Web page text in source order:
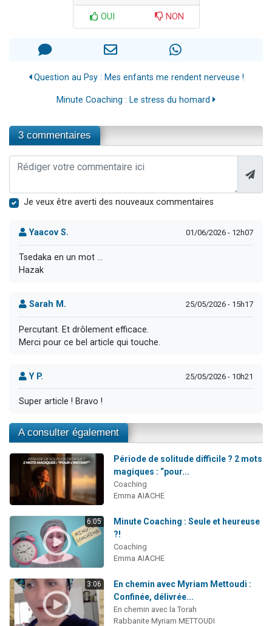
OUI NON
Question au Psy : Mes enfants me rendent nerveuse !
Minute Coaching : Le stress du homard
3 commentaires
Je veux être averti des nouveaux commentaires
Yaacov S. 01/06/2026 - 12h07
Tsedaka en un mot …
Hazak
Sarah M. 25/05/2026 - 15h17
Percutant. Et drôlement efficace.
Merci pour ce bel article qui touche.
Y P. 25/05/2026 - 10h21
Super article ! Bravo !
A consulter également
Période de solitude difficile ? 2 mots
magiques : “pour...
Coaching
Emma AIACHE
6:05
Minute Coaching : Seule et heureuse
?!
Coaching
Emma AIACHE
3:06
En chemin avec Myriam Mettoudi :
Confinée, délivrée...
En chemin avec la Torah
Rabbanite Myriam METTOUDI